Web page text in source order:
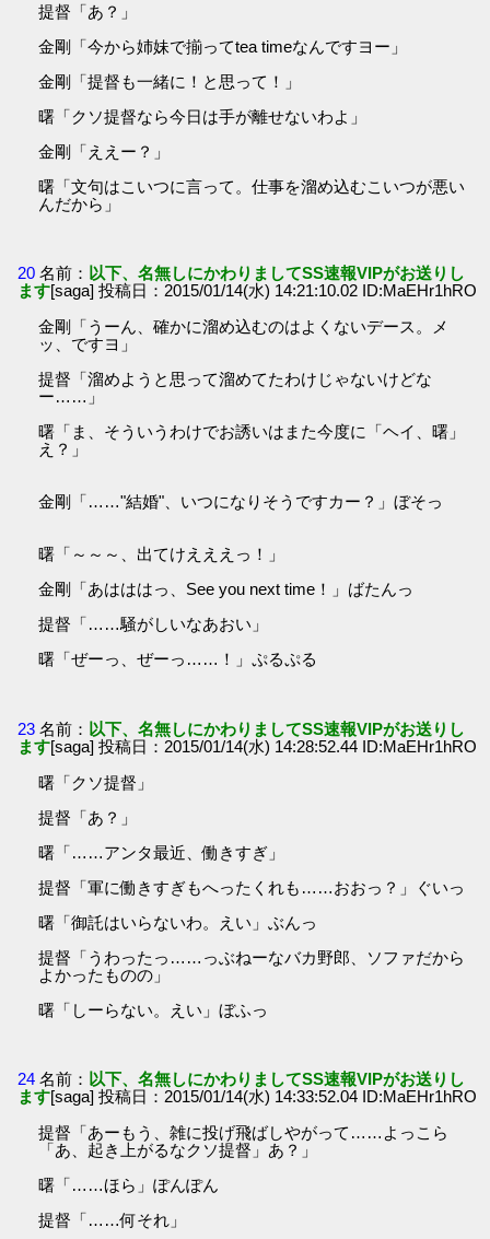
提督「あ？」
金剛「今から姉妹で揃ってtea timeなんですヨー」
金剛「提督も一緒に！と思って！」
曙「クソ提督なら今日は手が離せないわよ」
金剛「ええー？」
曙「文句はこいつに言って。仕事を溜め込むこいつが悪い
んだから」
20 名前： 以下、名無しにかわりましてSS速報VIPがお送りし
ます[saga] 投稿日：2015/01/14(水) 14:21:10.02 ID:MaEHr1hRO
金剛「うーん、確かに溜め込むのはよくないデース。メ
ッ、ですヨ」
提督「溜めようと思って溜めてたわけじゃないけどな
ー……」
曙「ま、そういうわけでお誘いはまた今度に「ヘイ、曙」
え？」
金剛「……"結婚"、いつになりそうですカー？」ぼそっ
曙「～～～、出てけえええっ！」
金剛「あはははっ、See you next time！」ばたんっ
提督「……騒がしいなあおい」
曙「ぜーっ、ぜーっ……！」ぷるぷる
23 名前： 以下、名無しにかわりましてSS速報VIPがお送りし
ます[saga] 投稿日：2015/01/14(水) 14:28:52.44 ID:MaEHr1hRO
曙「クソ提督」
提督「あ？」
曙「……アンタ最近、働きすぎ」
提督「軍に働きすぎもへったくれも……おおっ？」ぐいっ
曙「御託はいらないわ。えい」ぶんっ
提督「うわったっ……っぶねーなバカ野郎、ソファだから
よかったものの」
曙「しーらない。えい」ぼふっ
24 名前： 以下、名無しにかわりましてSS速報VIPがお送りし
ます[saga] 投稿日：2015/01/14(水) 14:33:52.04 ID:MaEHr1hRO
提督「あーもう、雑に投げ飛ばしやがって……よっこら
「あ、起き上がるなクソ提督」あ？」
曙「……ほら」ぽんぽん
提督「……何それ」